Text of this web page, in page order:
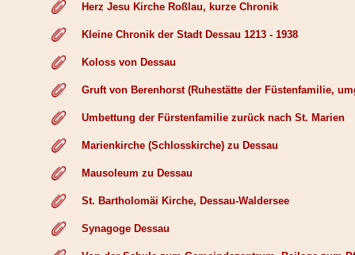
Herz Jesu Kirche Roßlau, kurze Chronik
Kleine Chronik der Stadt Dessau 1213 - 1938
Koloss von Dessau
Gruft von Berenhorst (Ruhestätte der Füstenfamilie,
Umbettung der Fürstenfamilie zurück nach St. Marien
Marienkirche (Schlosskirche) zu Dessau
Mausoleum zu Dessau
St. Bartholomäi Kirche, Dessau-Waldersee
Synagoge Dessau